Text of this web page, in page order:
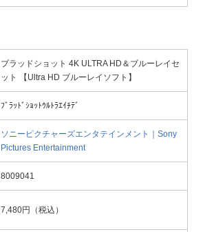
ブラッドショット 4K ULTRA HD＆ブルーレイセ
ット 【Ultra HD ブルーレイソフト】
ﾌﾞﾗｯﾄﾞｼｮｯﾄｳﾙﾄﾗｴｲﾁﾃﾞ
ソニーピクチャーズエンタテインメント｜Sony
Pictures Entertainment
8009041
7,480円（税込）